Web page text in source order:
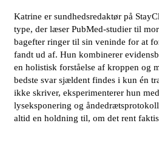
Katrine er sundhedsredaktør på
type, der læser PubMed-studier til
bagefter ringer til sin veninde for at
fandt ud af. Hun kombinerer
en holistisk forståelse af kroppen og
bedste svar sjældent findes i kun én
ikke skriver, eksperimenterer hun
lyseksponering og
altid en holdning til, om det rent